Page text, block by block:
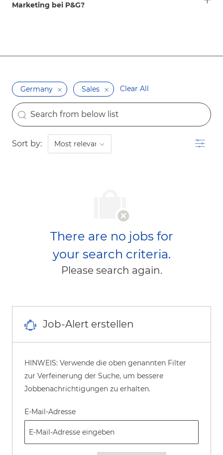
Marketing bei P&G?
Germany Sales Clear All
the results are updated
Search from below list
Sort by: Filter
There are no jobs for
your search criteria.
Please search again.
Job-Alert erstellen
HINWEIS: Verwende die oben genannten Filter
zur Verfeinerung der Suche, um bessere
Jobbenachrichtigungen zu erhalten.
E-Mail-AdresseRequired